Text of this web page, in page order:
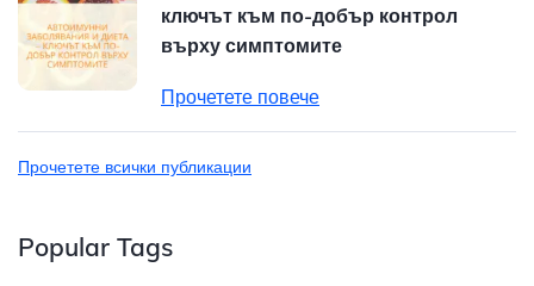
ключът към по-добър контрол
върху симптомите
Прочетете повече
Прочетете всички публикации
Popular Tags